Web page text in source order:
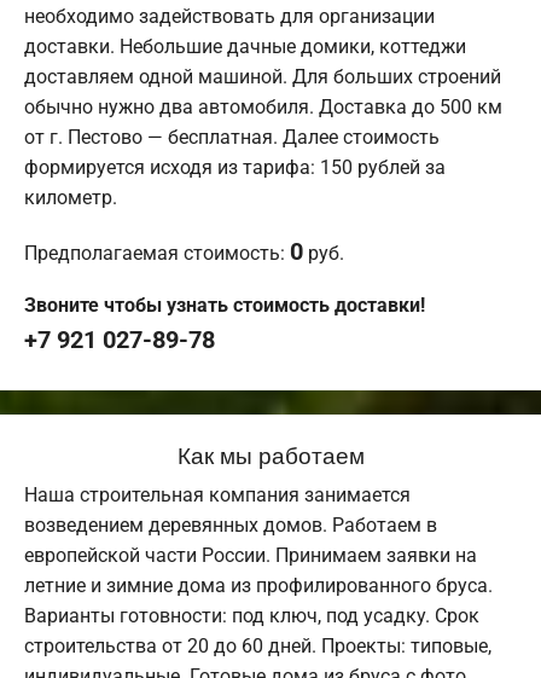
необходимо задействовать для организации
доставки. Небольшие дачные домики, коттеджи
доставляем одной машиной. Для больших строений
обычно нужно два автомобиля. Доставка до 500 км
от г. Пестово — бесплатная. Далее стоимость
формируется исходя из тарифа: 150 рублей за
километр.
Предполагаемая стоимость: 0 руб.
Звоните чтобы узнать стоимость доставки!
+7 921 027-89-78
Как мы работаем
Наша строительная компания занимается
возведением деревянных домов. Работаем в
европейской части России. Принимаем заявки на
летние и зимние дома из профилированного бруса.
Варианты готовности: под ключ, под усадку. Срок
строительства от 20 до 60 дней. Проекты: типовые,